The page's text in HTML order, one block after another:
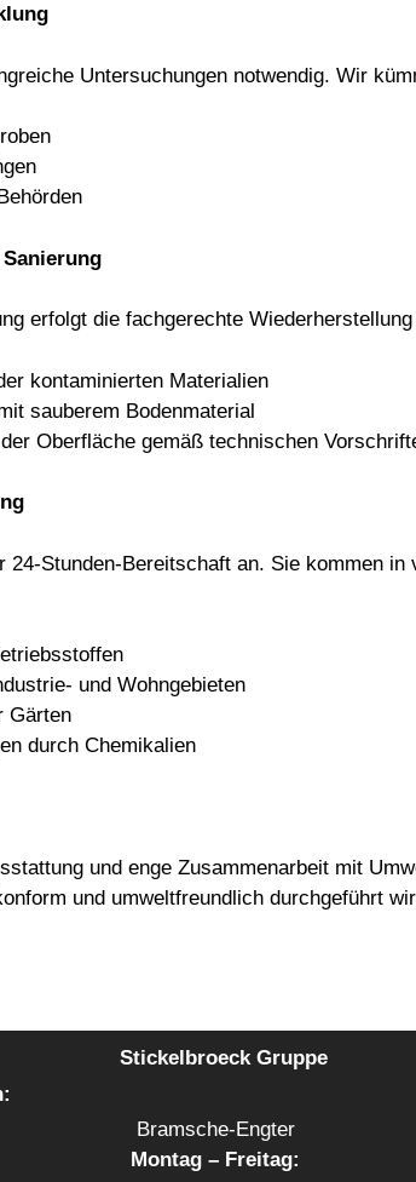
Untersuchungen notwendig. Wir
erfolgt die fachgerechte
kontaminierten Materialien
sauberem Bodenmaterial
Oberfläche gemäß technischen
Stunden-Bereitschaft an. Sie kommen
und Wohngebieten
Gärten
durch Chemikalien
und enge Zusammenarbeit mit
und umweltfreundlich durchgeführt
Stickelbroeck Gruppe
Bramsche-Engter
Montag – Freitag: